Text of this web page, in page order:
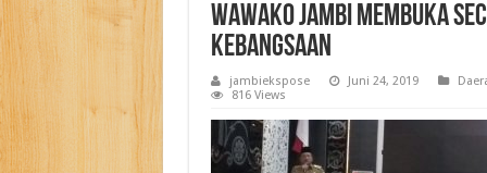
Wawako Jambi Membuka
Kebangsaan
jambiekspose Juni 24, 2019
816 Views